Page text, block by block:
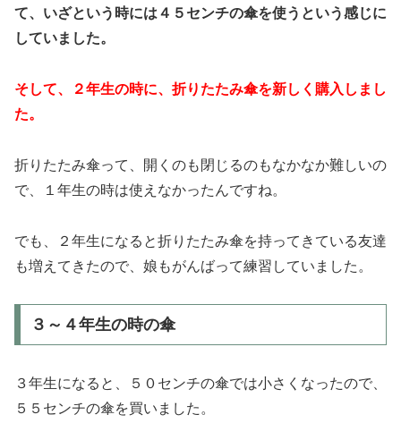
て、いざという時には４５センチの傘を使うという感じに
していました。
そして、２年生の時に、折りたたみ傘を新しく購入しまし
た。
折りたたみ傘って、開くのも閉じるのもなかなか難しいの
で、１年生の時は使えなかったんですね。
でも、２年生になると折りたたみ傘を持ってきている友達
も増えてきたので、娘もがんばって練習していました。
３～４年生の時の傘
３年生になると、５０センチの傘では小さくなったので、
５５センチの傘を買いました。